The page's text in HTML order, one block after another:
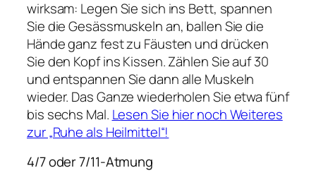
wirksam: Legen Sie sich ins Bett, spannen
Sie die Gesässmuskeln an, ballen Sie die
Hände ganz fest zu Fäusten und drücken
Sie den Kopf ins Kissen. Zählen Sie auf 30
und entspannen Sie dann alle Muskeln
wieder. Das Ganze wiederholen Sie etwa fünf
bis sechs Mal. Lesen Sie hier noch Weiteres
zur „Ruhe als Heilmittel“!
4/7 oder 7/11-Atmung